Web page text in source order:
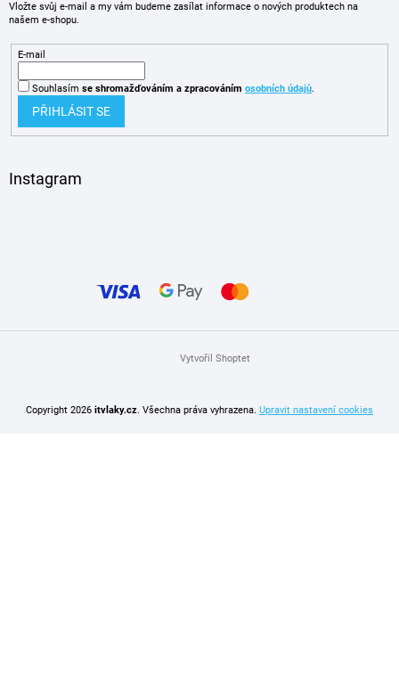
Vložte svůj e-mail a my vám budeme zasílat informace o nových produktech na
našem e-shopu.
E-mail
Souhlasím se shromažďováním a zpracováním osobních údajů.
PŘIHLÁSIT SE
Instagram
Vytvořil Shoptet
Copyright 2026 itvlaky.cz . Všechna práva vyhrazena. Upravit nastavení cookies